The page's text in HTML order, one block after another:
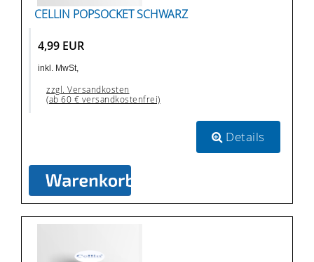
CELLIN POPSOCKET SCHWARZ
4,99 EUR
inkl. MwSt,
zzgl. Versandkosten
(ab 60 € versandkostenfrei)
Details